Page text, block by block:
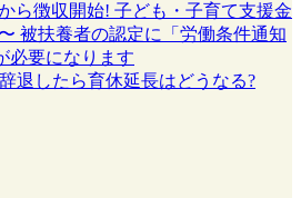
ら徴収開始! 子ども・子育て支援金
被扶養者の認定に「労働条件通知
必要になります
退したら育休延長はどうなる?